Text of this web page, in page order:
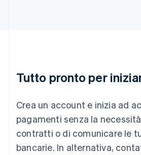
Tutto pronto per
Crea un account e inizia ad
pagamenti senza la
contratti o di comunicare le
bancarie. In alternativa,
Lituania
Lussemburgo
Deutsch English
Malaysia
English 简体中文
Malta